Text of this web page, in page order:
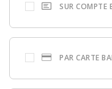
SUR COMPTE
PAR CARTE